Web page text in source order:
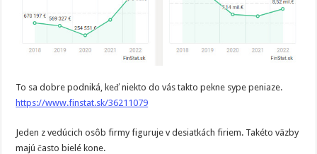
To sa dobre podniká, keď niekto do vás takto pekne sype peniaze.
https://www.finstat.sk/36211079
Jeden z vedúcich osôb firmy figuruje v desiatkách firiem. Takéto väzby
majú často bielé kone.